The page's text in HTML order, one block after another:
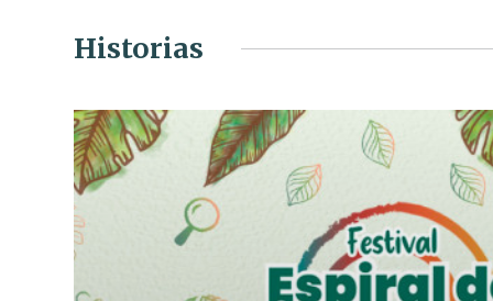
Historias